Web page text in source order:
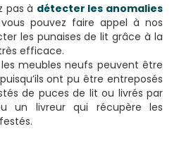
pas à détecter les anomalies
pouvez faire appel à nos
les punaises de lit grâce à la
efficace.
les meubles neufs peuvent être
ont pu être entreposés
de puces de lit ou livrés par
un livreur qui récupère les